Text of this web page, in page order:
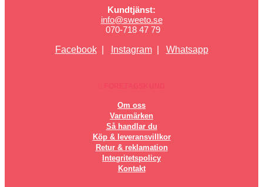
Kundtjänst:
info@sweeto.se
070-718 47 79
Facebook| Instagram| Whatsapp
Om oss
Varumärken
Så handlar du
Köp & leveransvillkor
Retur & reklamation
Integritetspolicy
Kontakt